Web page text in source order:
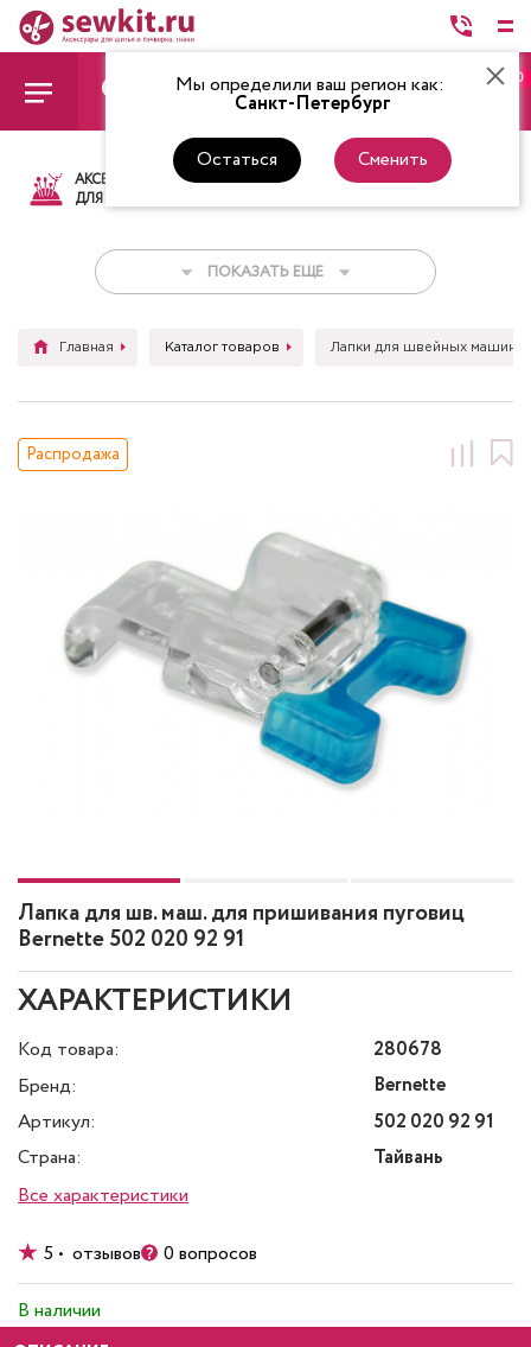
Мы определили ваш регион как:
Санкт-Петербург
Остаться Сменить
0
АКСЕССУАРЫ
ДЛЯ ШИТЬЯ
ТКАНИ НИТКИ
ПОКАЗАТЬ ЕЩЕ
Главная Каталог товаров Лапки для швейных машин
Лапка для шв. маш. для пришивания пуговиц
Bernette 502 020 92 91
Распродажа
ХАРАКТЕРИСТИКИ
Код товара:
280678
Бренд:
Bernette
Артикул:
502 020 92 91
Страна:
Тайвань
Все характеристики
5 • отзывов 0 вопросов
В наличии